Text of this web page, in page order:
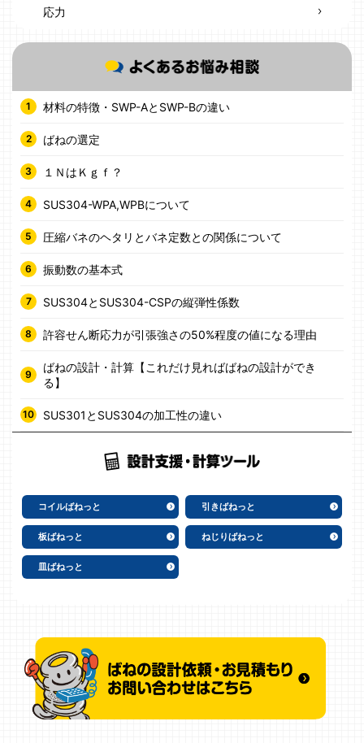
応力
材料の特徴・SWP-AとSWP-Bの違い
ばねの選定
１ＮはＫｇｆ？
SUS304-WPA,WPBについて
圧縮バネのヘタリとバネ定数との関係について
振動数の基本式
SUS304とSUS304-CSPの縦弾性係数
許容せん断応力が引張強さの50%程度の値になる理由
ばねの設計・計算【これだけ見ればばねの設計ができ
る】
SUS301とSUS304の加工性の違い
コイルばねっと 引きばねっと
板ばねっと ねじりばねっと
皿ばねっと